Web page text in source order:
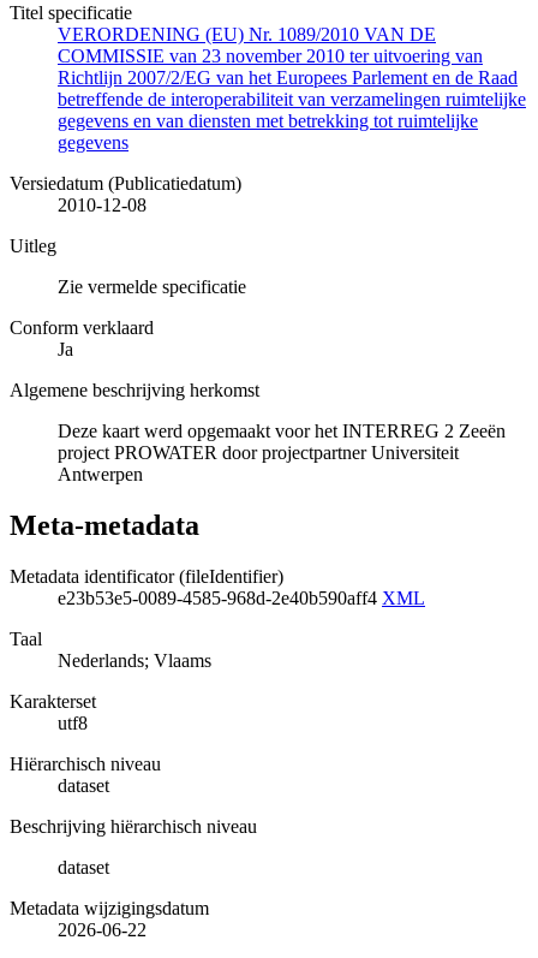
Titel specificatie
VERORDENING (EU) Nr. 1089/2010 VAN DE
COMMISSIE van 23 november 2010 ter uitvoering van
Richtlijn 2007/2/EG van het Europees Parlement en de Raad
betreffende de interoperabiliteit van verzamelingen ruimtelijke
gegevens en van diensten met betrekking tot ruimtelijke
gegevens
Versiedatum (Publicatiedatum)
2010-12-08
Uitleg
Zie vermelde specificatie
Conform verklaard
Ja
Algemene beschrijving herkomst
Deze kaart werd opgemaakt voor het INTERREG 2 Zeeën
project PROWATER door projectpartner Universiteit
Antwerpen
Meta-metadata
Metadata identificator (fileIdentifier)
e23b53e5-0089-4585-968d-2e40b590aff4 XML
Taal
Nederlands; Vlaams
Karakterset
utf8
Hiërarchisch niveau
dataset
Beschrijving hiërarchisch niveau
dataset
Metadata wijzigingsdatum
2026-06-22